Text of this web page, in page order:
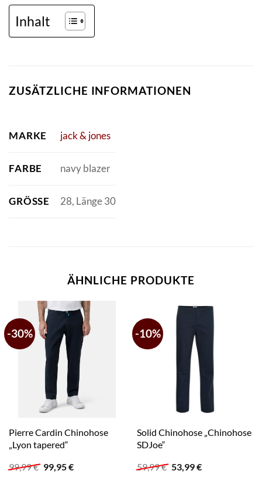
Inhalt
ZUSÄTZLICHE INFORMATIONEN
MARKE jack & jones
FARBE navy blazer
GRÖSSE 28, Länge 30
ÄHNLICHE PRODUKTE
-30%
Pierre Cardin Chinohose
„Lyon tapered“
99,99€ Ursprünglicher
Preis
99,95€Aktueller
-10%
Solid Chinohose „Chinohose
SDJoe“
59,99€ Ursprünglicher
Preis
53,99€Aktueller